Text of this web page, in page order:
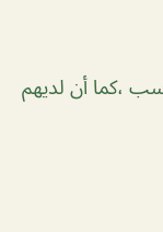
،كما أن لديهم